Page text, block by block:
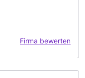
Firma bewerten